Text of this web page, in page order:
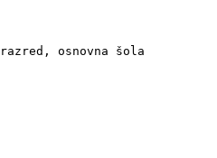
osnovna šola